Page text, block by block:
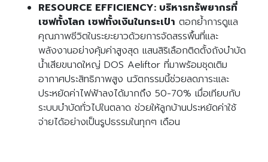
RESOURCE EFFICIENCY: บริหารทรัพยากรที่
เซฟทั้งโลก เซฟทั้งเงินในกระเป๋า ตอกย้ำการดูแล
คุณภาพชีวิตในระยะยาวด้วยการจัดสรรพื้นที่และ
พลังงานอย่างคุ้มค่าสูงสุด แสนสิริเลือกติดตั้งถังบำบัด
น้ำเสียขนาดใหญ่ DOS Aeliftor ที่มาพร้อมชุดเติม
อากาศประสิทธิภาพสูง นวัตกรรมนี้ช่วยลดภาระและ
ประหยัดค่าไฟฟ้าลงได้มากถึง 50-70% เมื่อเทียบกับ
ระบบบำบัดทั่วไปในตลาด ช่วยให้ลูกบ้านประหยัดค่าใช้
จ่ายได้อย่างเป็นรูปธรรมในทุกๆ เดือน